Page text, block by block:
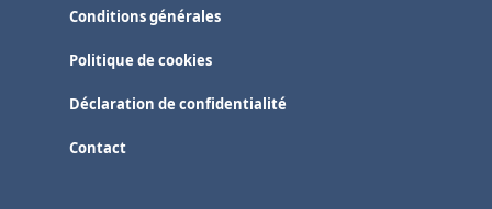
Conditions générales
Politique de cookies
Déclaration de confidentialité
Contact